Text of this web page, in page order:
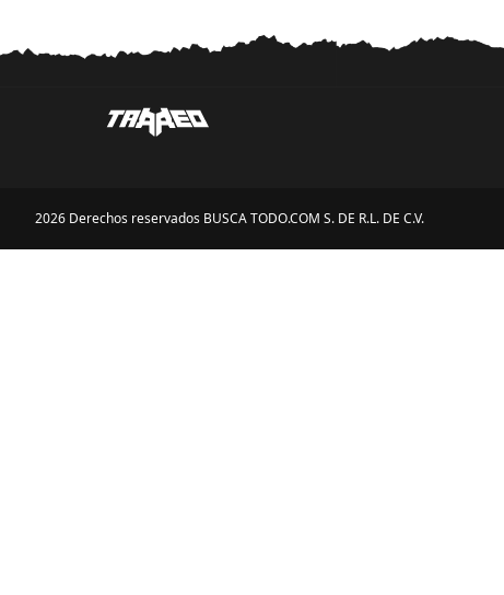
2026 Derechos reservados BUSCA TODO.COM S. DE R.L. DE C.V.